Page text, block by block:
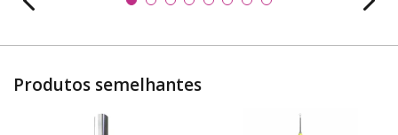
Produtos semelhantes